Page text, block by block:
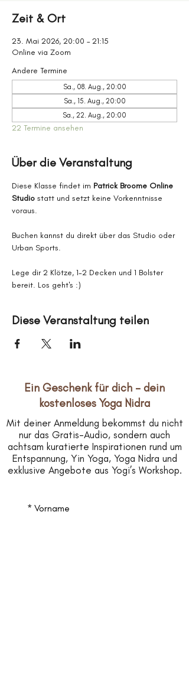
Zeit & Ort
23. Mai 2026, 20:00 – 21:15
Online via Zoom
Andere Termine
Sa., 08. Aug., 20:00
Sa., 15. Aug., 20:00
Sa., 22. Aug., 20:00
22 Termine ansehen
Über die Veranstaltung
Diese Klasse findet im Patrick Broome Online
Studio statt und setzt keine Vorkenntnisse
voraus.
Buchen kannst du direkt über das Studio oder
Urban Sports.
Lege dir 2 Klötze, 1-2 Decken und 1 Bolster
bereit. Los geht's :)
Diese Veranstaltung teilen
Ein Geschenk für dich – dein
kostenloses Yoga Nidra
Mit deiner Anmeldung bekommst du nicht
nur das Gratis-Audio, sondern auch
achtsam kuratierte Inspirationen rund um
Entspannung, Yin Yoga, Yoga Nidra und
exklusive Angebote aus Yogi’s Workshop.
* Vorname